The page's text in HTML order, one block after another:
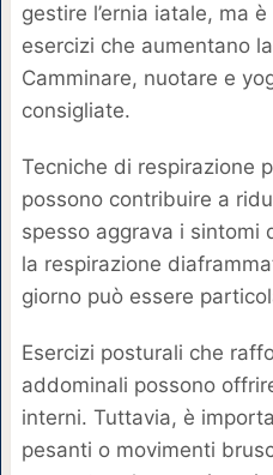
gestire l’ernia iatale, ma
esercizi che aumentano
Camminare, nuotare e
consigliate.
Tecniche di respirazione
possono contribuire a
spesso aggrava i sintomi
la respirazione
giorno può essere
Esercizi posturali che
addominali possono
interni. Tuttavia, è
pesanti o movimenti